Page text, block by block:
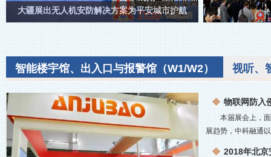
大疆展出无人机安防解决方案为平安城市护航
智能楼宇馆、出入口与报警馆（W1/W2） 视听、
物联网防入
本届展会上，
展趋势，中科融通
2018年北京